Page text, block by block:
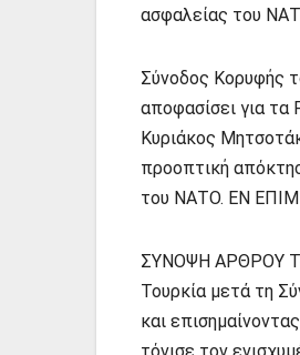
ασφαλείας του
Σύνοδος Κορυφής
αποφασίσει για
Κυριάκος
προοπτική
του ΝΑΤΟ. EN
ΣΥΝΟΨΗ ΑΡΘΡΟΥ Τα
Τουρκία μετά τη
και